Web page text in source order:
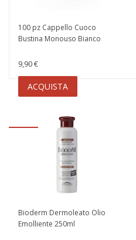
100 pz Cappello Cuoco
Bustina Monouso Bianco
9,90 €
ACQUISTA
Bioderm Dermoleato Olio
Emolliente 250ml